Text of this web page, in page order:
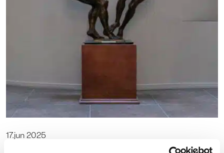
17.jun 2025